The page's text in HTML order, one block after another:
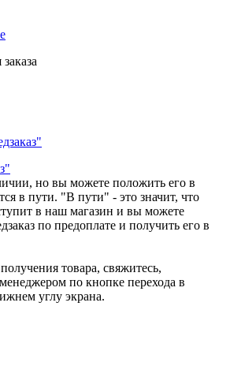
но вы можете положить его в
в пути. "В пути" - это значит, что
в наш магазин и вы можете
по предоплате и получить его в
товара, свяжитесь,
по кнопке перехода в
углу экрана.